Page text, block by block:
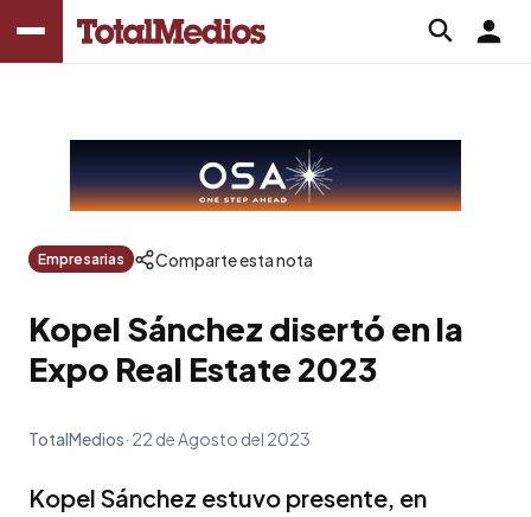
Empresarias Comparte esta nota
Kopel Sánchez disertó en la
Expo Real Estate 2023
TotalMedios 22 de Agosto del 2023
Kopel Sánchez estuvo presente, en